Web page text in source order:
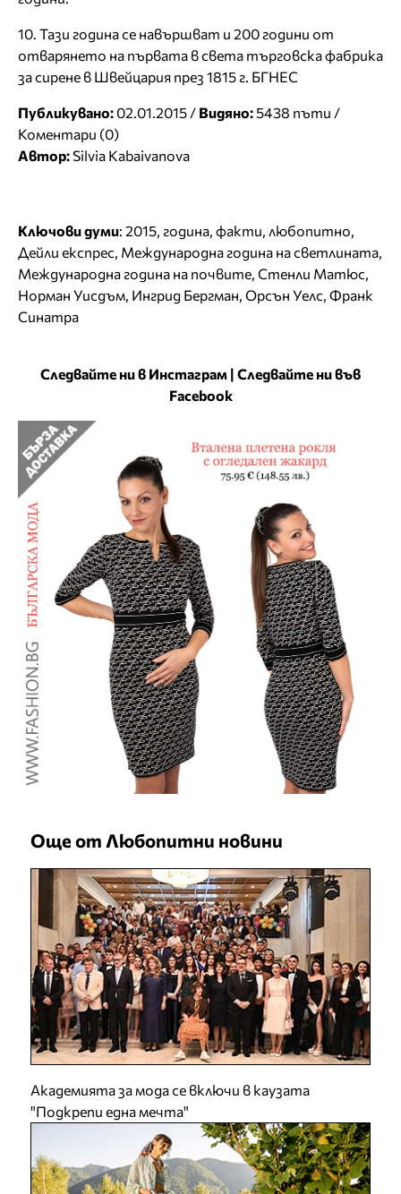
10. Тази година се навършват и 200 години от
отварянето на първата в света търговска фабрика
за сирене в Швейцария през 1815 г. БГНЕС
Публикувано: 02.01.2015 / Видяно:5438 пъти /
Коментари (0)
Автор:Silvia Kabaivanova
Ключови думи: 2015, година, факти, любопитно,
Дейли експрес, Международна година на светлината,
Международна година на почвите, Стенли Матюс,
Норман Уисдъм, Ингрид Бергман, Орсън Уелс, Франк
Синатра
Следвайте ни в Инстаграм | Следвайте ни във
Facebook
Още от Любопитни новини
Академията за мода се включи в каузата
"Подкрепи една мечта"